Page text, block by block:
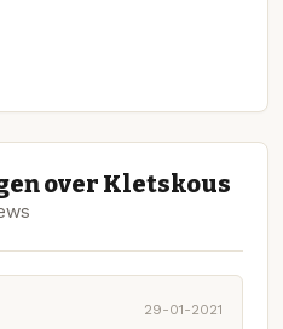
over Kletskous
29-01-2021